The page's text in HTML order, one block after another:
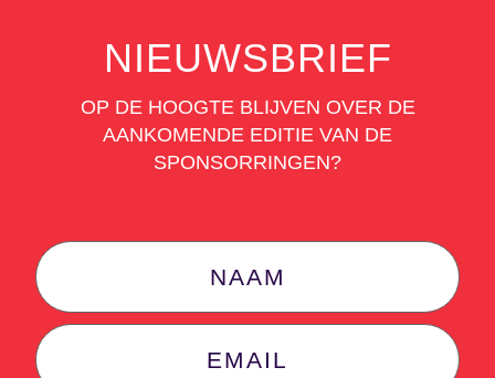
NIEUWSBRIEF
OP DE HOOGTE BLIJVEN OVER DE
AANKOMENDE EDITIE VAN DE
SPONSORRINGEN?